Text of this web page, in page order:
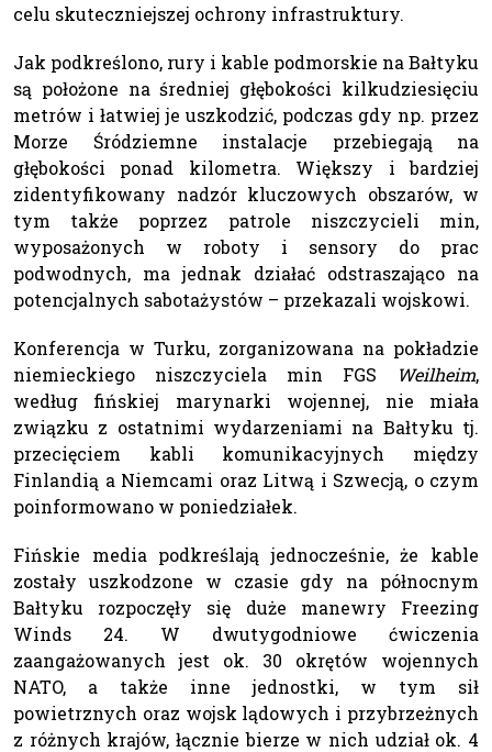
celu skuteczniejszej ochrony infrastruktury.
Jak podkreślono, rury i kable podmorskie na Bałtyku
są położone na średniej głębokości kilkudziesięciu
metrów i łatwiej je uszkodzić, podczas gdy np. przez
Morze Śródziemne instalacje przebiegają na
głębokości ponad kilometra. Większy i bardziej
zidentyfikowany nadzór kluczowych obszarów, w
tym także poprzez patrole niszczycieli min,
wyposażonych w roboty i sensory do prac
podwodnych, ma jednak działać odstraszająco na
potencjalnych sabotażystów – przekazali wojskowi.
Konferencja w Turku, zorganizowana na pokładzie
niemieckiego niszczyciela min FGS
Weilheim,
według fińskiej marynarki wojennej, nie miała
związku z ostatnimi wydarzeniami na Bałtyku tj.
przecięciem kabli komunikacyjnych między
Finlandią a Niemcami oraz Litwą i Szwecją, o czym
poinformowano w poniedziałek.
Fińskie media podkreślają jednocześnie, że kable
zostały uszkodzone w czasie gdy na północnym
Bałtyku rozpoczęły się duże manewry Freezing
Winds 24. W dwutygodniowe ćwiczenia
zaangażowanych jest ok. 30 okrętów wojennych
NATO, a także inne jednostki, w tym sił
powietrznych oraz wojsk lądowych i przybrzeżnych
z różnych krajów, łącznie bierze w nich udział ok. 4